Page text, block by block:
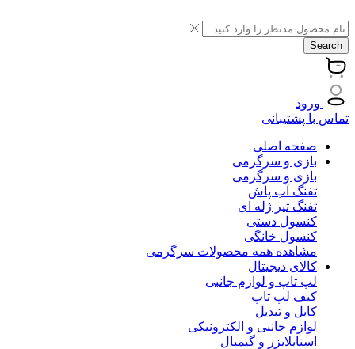
Search
ورود
تماس با پشتیبانی
صفحه اصلی
بازی و سرگرمی
بازی و سرگرمی
تفنگ آب پاش
تفنگ تیر ژله ای
کنسول دستی
کنسول خانگی
مشاهده همه محصولات سرگرمی
کالای دیجیتال
لپ تاپ و لوازم جانبی
کیف لپ تاپ
کابل و تبدیل
لوازم جانبی و الکترونیکی
استابلایزر و گیمبال